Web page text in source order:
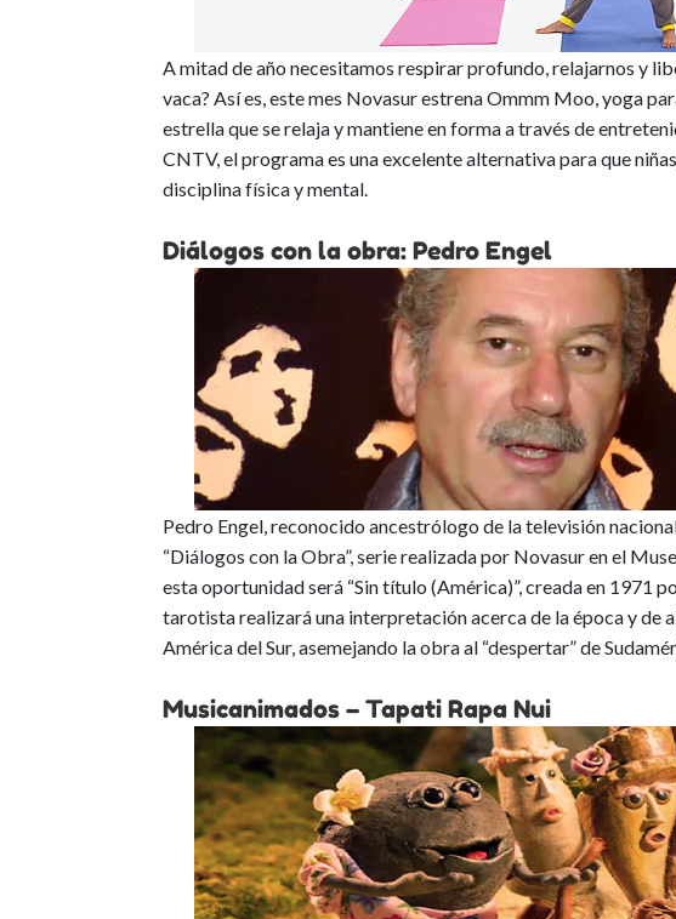
A mitad de año necesitamos respirar profundo, relajarnos y
vaca? Así es, este mes Novasur estrena Ommm Moo, yoga
estrella que se relaja y mantiene en forma a través de
CNTV, el programa es una excelente alternativa para que
disciplina física y mental.
Diálogos con la obra: Pedro Engel
Pedro Engel, reconocido ancestrólogo de la televisión
“Diálogos con la Obra”, serie realizada por Novasur en el
esta oportunidad será “Sin título (América)”, creada en 1971
tarotista realizará una interpretación acerca de la época y de
América del Sur, asemejando la obra al “despertar” de
Musicanimados – Tapati Rapa Nui